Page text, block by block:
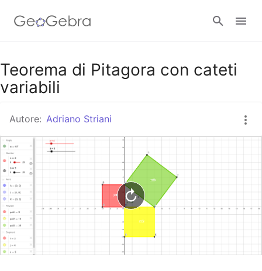
Google Classroom
Accedi
Teorema di Pitagora con cateti
variabili
Autore: Adriano Striani